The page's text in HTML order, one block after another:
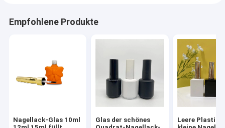
Empfohlene Produkte
Nagellack-Glas 10ml
Glas der schönes
Leere